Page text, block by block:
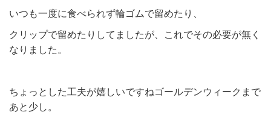
いつも一度に食べられず輪ゴムで留めたり、
クリップで留めたりしてましたが、これでその必要が無く
なりました。
ちょっとした工夫が嬉しいですねゴールデンウィークまで
あと少し。